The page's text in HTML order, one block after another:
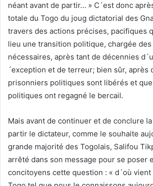
néant avant de partir… » C´est donc
totale du Togo du joug dictatorial des
travers des actions précises, pacifiques
lieu une transition politique, chargée
nécessaires, après tant de décennies
´exception et de terreur; bien sûr, après
prisonniers politiques sont libérés et
politiques ont regagné le bercail.
Mais avant de continuer et de conclure
partir le dictateur, comme le souhaite
grande majorité des Togolais, Salifou
arrêté dans son message pour se poser
concitoyens cette question : « d´où